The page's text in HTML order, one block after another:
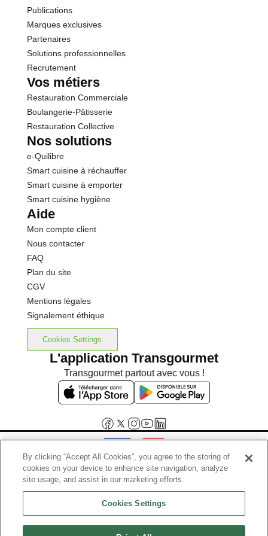
Publications
Marques exclusives
Partenaires
Solutions professionnelles
Recrutement
Vos métiers
Restauration Commerciale
Boulangerie-Pâtisserie
Restauration Collective
Nos solutions
e-Quilibre
Smart cuisine à réchauffer
Smart cuisine à emporter
Smart cuisine hygiène
Aide
Mon compte client
Nous contacter
FAQ
Plan du site
CGV
Mentions légales
Signalement éthique
Cookies Settings
L'application Transgourmet
Transgourmet partout avec vous !
Interdiction de vente de boissons alcooliques aux mineurs de
moins de 18 ans
La preuve de majorité de l'acheteur est exigée au moment de la vente
Code de la santé publique, Aar.l.3342-1 et l.3353-3
By clicking “Accept All Cookies”, you agree to the storing of
cookies on your device to enhance site navigation, analyze
site usage, and assist in our marketing efforts.
Cookies Settings